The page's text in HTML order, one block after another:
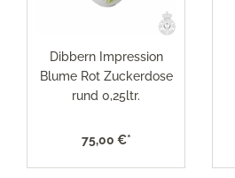
Dibbern Impression
Blume Rot Zuckerdose
rund 0,25ltr.
75,00 €*